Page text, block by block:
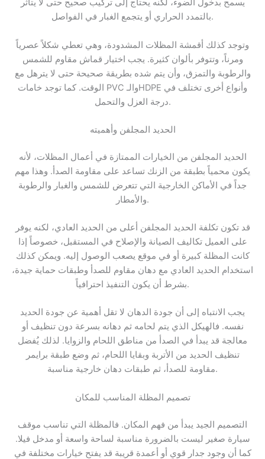
يسمح بدخول الضوء، لكنه يحتاج إلى تركيب صحيح حتى لا يتأثر
بالتمدد الحراري أو يتجمع الغبار في الفواصل.
وتوجد كذلك أقمشة المظلات المشدودة، وهي تعطي شكلاً عصرياً
ومرناً، وتتوفر بألوان كثيرة. يجب اختيار قماش مقاوم للشمس
والرطوبة والتمزق، وأن يتم شده بطريقة صحيحة حتى لا يترهل مع
الوقت. كما توجد خامات PVC والـHDPE وأنواع أخرى تختلف في
درجة العزل والتحمل.
الحديد المجلفن وأهميته
الحديد المجلفن من الخيارات الممتازة في أعمال المظلات، لأنه
يكون محمياً بطبقة من الزنك تساعد على مقاومة الصدأ. وهذا مهم
جداً في الأماكن الخارجية التي تتعرض للشمس والغبار والرطوبة
والأمطار.
قد تكون تكلفة الحديد المجلفن أعلى من الحديد العادي، لكنه يوفر
على العميل تكاليف الصيانة والإصلاح في المستقبل، خصوصاً إذا
كانت المظلة كبيرة أو في موقع يصعب الوصول إليه. ويمكن كذلك
استخدام الحديد العادي مع دهان مقاوم للصدأ وطبقات حماية جيدة،
بشرط أن يكون التنفيذ احترافياً.
يجب الانتباه إلى أن جودة الدهان لا تقل أهمية عن جودة الحديد
نفسه. فالهيكل الذي يتم لحامه ثم دهانه بسرعة دون تنظيف أو
معالجة قد يبدأ في الصدأ من مناطق اللحام والزوايا. لذلك يُفضل
تنظيف الحديد من الأتربة وبقايا اللحام، ثم وضع طبقة برايمر
مقاومة للصدأ، ثم طبقات دهان خارجية مناسبة.
تصميم المظلة المناسب للمكان
التصميم الجيد يبدأ من فهم المكان. فالمظلة التي تناسب موقف
سيارة صغير ليست بالضرورة مناسبة لساحة واسعة أو مدخل فيلا.
كما أن وجود جدار قوي أو أعمدة قريبة قد يفتح خيارات مختلفة في